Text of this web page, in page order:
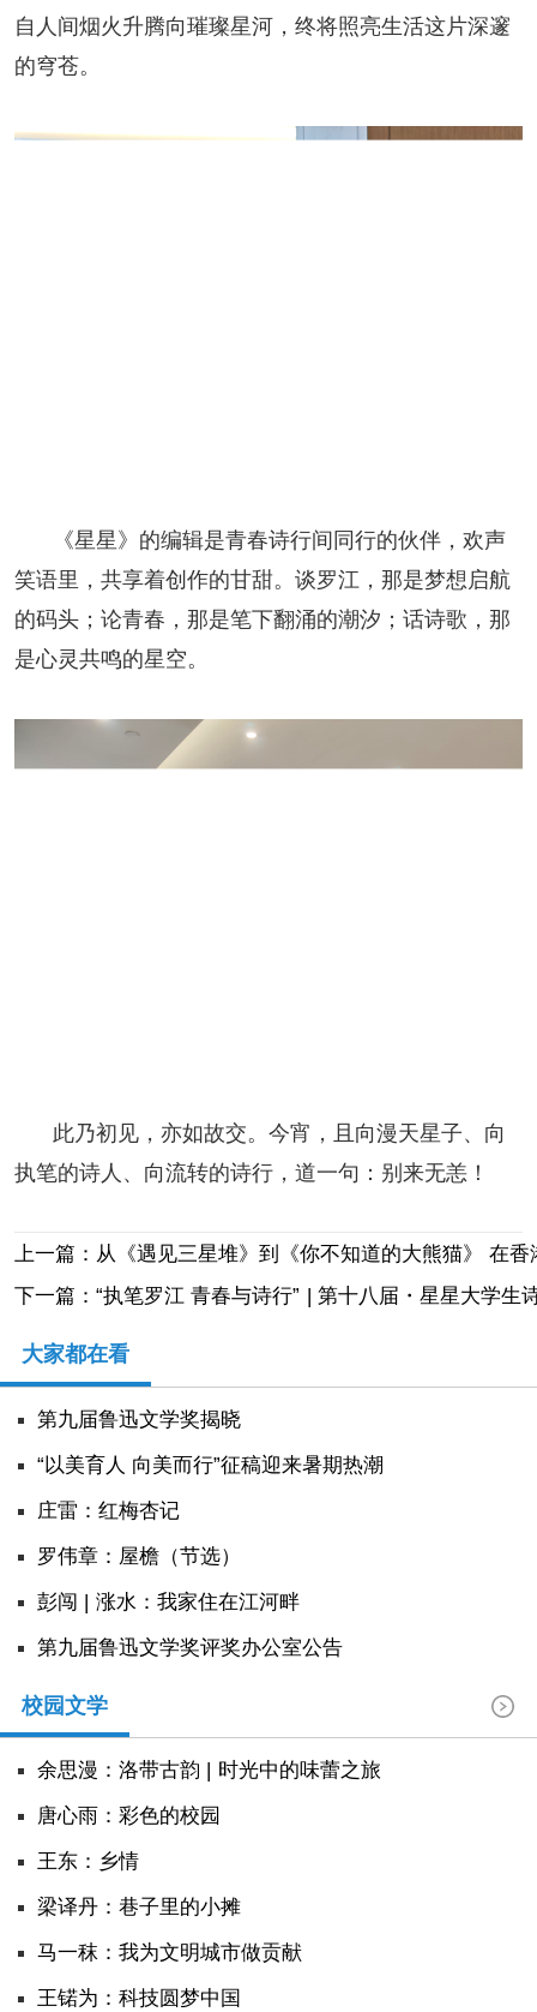
自人间烟火升腾向璀璨星河，终将照亮生活这片深邃
的穹苍。
《星星》的编辑是青春诗行间同行的伙伴，欢声
笑语里，共享着创作的甘甜。谈罗江，那是梦想启航
的码头；论青春，那是笔下翻涌的潮汐；话诗歌，那
是心灵共鸣的星空。
此乃初见，亦如故交。今宵，且向漫天星子、向
执笔的诗人、向流转的诗行，道一句：别来无恙！
上一篇：从《遇见三星堆》到《你不知道的大熊猫》 在
下一篇：“执笔罗江 青春与诗行” | 第十八届・星星大学生
大家都在看
第九届鲁迅文学奖揭晓
“以美育人 向美而行”征稿迎来暑期热潮
庄雷：红梅杏记
罗伟章：屋檐（节选）
彭闯 | 涨水：我家住在江河畔
第九届鲁迅文学奖评奖办公室公告
校园文学
余思漫：洛带古韵 | 时光中的味蕾之旅
唐心雨：彩色的校园
王东：乡情
​梁译丹：巷子里的小摊
马一秣：我为文明城市做贡献
王锘为：科技圆梦中国